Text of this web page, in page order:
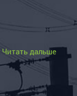
Читать дальше